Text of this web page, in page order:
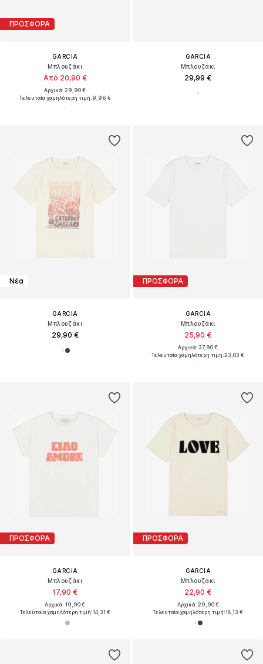
ΠΡΟΣΦΟΡΑ
GARCIA
Μπλουζάκι
Από 20,90 €
Αρχικά: 29,90 €
Τελευταία χαμηλότερη τιμή:9,96 €
GARCIA
Μπλουζάκι
29,99 €
Νέα
GARCIA
Μπλουζάκι
29,90 €
ΠΡΟΣΦΟΡΑ
GARCIA
Μπλουζάκι
25,90 €
Αρχικά: 37,90 €
Τελευταία χαμηλότερη τιμή:23,03 €
ΠΡΟΣΦΟΡΑ
GARCIA
Μπλουζάκι
17,90 €
Αρχικά: 19,90 €
Τελευταία χαμηλότερη τιμή:14,31 €
ΠΡΟΣΦΟΡΑ
GARCIA
Μπλουζάκι
22,90 €
Αρχικά: 29,90 €
Τελευταία χαμηλότερη τιμή:18,13 €